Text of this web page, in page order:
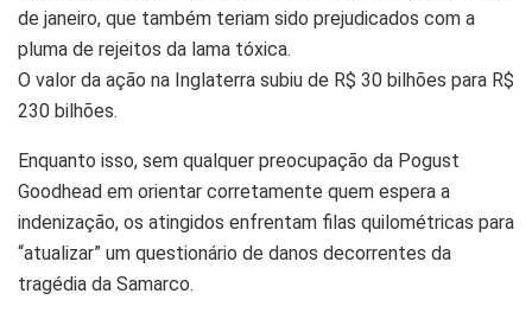
de janeiro, que também teriam sido prejudicados com a
pluma de rejeitos da lama tóxica.
O valor da ação na Inglaterra subiu de R$ 30 bilhões para R$
230 bilhões.
Enquanto isso, sem qualquer preocupação da Pogust
Goodhead em orientar corretamente quem espera a
indenização, os atingidos enfrentam filas quilométricas para
“atualizar” um questionário de danos decorrentes da
tragédia da Samarco.